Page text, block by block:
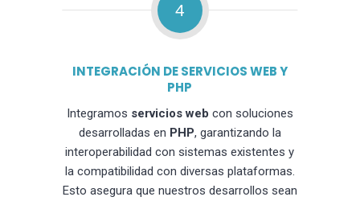
4
INTEGRACIÓN DE SERVICIOS WEB Y
PHP
Integramos servicios web con soluciones
desarrolladas en PHP, garantizando la
interoperabilidad con sistemas existentes y
la compatibilidad con diversas plataformas.
Esto asegura que nuestros desarrollos sean